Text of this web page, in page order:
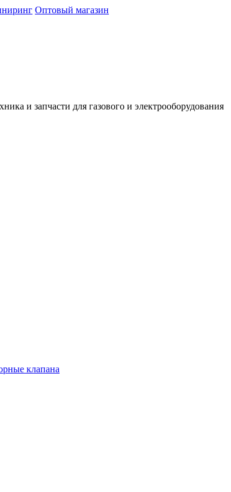
Оптовый магазин
и запчасти для газового и электрооборудования
клапана